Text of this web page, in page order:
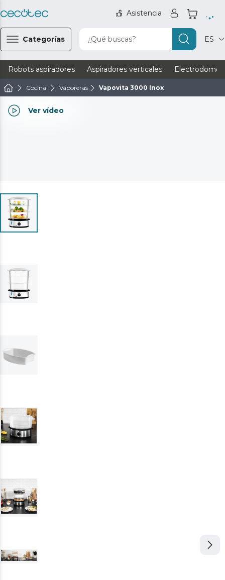
Asistencia
Categorías ¿Qué buscas? ES
Robots aspiradores Aspiradores verticales
Cocina Vaporeras Vapovita 3000 Inox
Ver vídeo